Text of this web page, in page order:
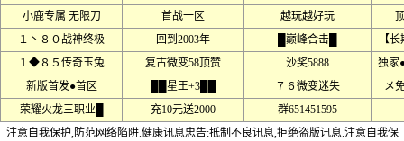
小鹿专属 无限刀
首战一区 越玩越好玩
１丶８０战神终极
回到2003年 █巅峰合击█
【
１◆８５传奇玉兔
复古微变58顶赞 沙奖5888
独家
新版首发●首区
██星王+3██ ７６微变迷失
メ
荣耀火龙三职业█
充10元送2000
群651451595
注意自我保护,防范网络陷阱.健康讯息忠告:抵制不良讯息,拒绝盗版讯息.注意自我保